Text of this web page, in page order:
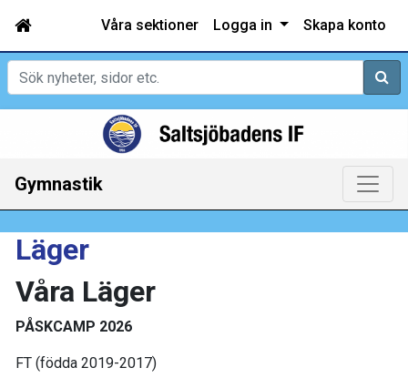
Våra sektioner Logga in Skapa konto
Sök
Gymnastik
Läger
Våra Läger
PÅSKCAMP 2026
FT (födda 2019-2017)